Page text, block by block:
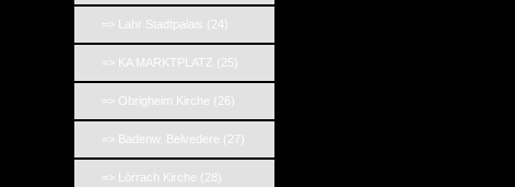
=> Lahr Stadtpalais (24)
=> KA MARKTPLATZ (25)
=> Obrigheim Kirche (26)
=> Badenw. Belvedere (27)
=> Lörrach Kirche (28)